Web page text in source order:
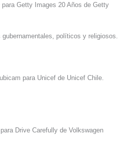
para Getty Images 20 Años de Getty
políticos y religiosos.
para Unicef de Unicef Chile.
Drive Carefully de Volkswagen